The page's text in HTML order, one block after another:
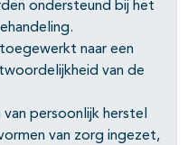
ondersteund bij het
naar een
van de
persoonlijk herstel
van zorg ingezet,